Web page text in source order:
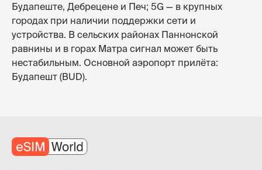
Будапеште, Дебрецене и Печ; 5G — в крупных
городах при наличии поддержки сети и
устройства. В сельских районах Паннонской
равнины и в горах Матра сигнал может быть
нестабильным. Основной аэропорт прилёта:
Будапешт (BUD).